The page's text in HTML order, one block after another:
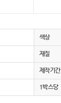
색상
재질
제작기간
1박스당